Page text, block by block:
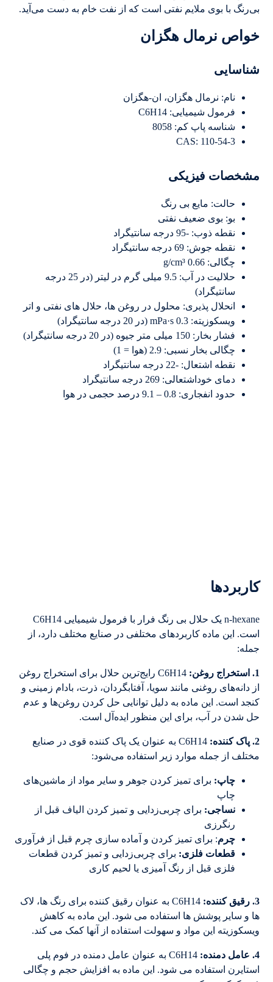
بی‌رنگ با بوی ملایم نفتی است که از نفت خام به دست می‌آید.
خواص نرمال هگزان
شناسایی
نام: نرمال هگزان، ان-هگزان
فرمول شیمیایی: C6H14
شناسه پاپ کم: 8058
CAS: 110-54-3
مشخصات فیزیکی
حالت: مایع بی رنگ
بو: بوی ضعیف نفتی
نقطه ذوب: -95 درجه سانتیگراد
نقطه جوش: 69 درجه سانتیگراد
چگالی: 0.66 g/cm³
حلالیت در آب: 9.5 میلی گرم در لیتر (در 25 درجه
سانتیگراد)
انحلال پذیری: محلول در روغن ها، حلال های نفتی و اتر
ویسکوزیته: 0.3 mPa·s (در 20 درجه سانتیگراد)
فشار بخار: 150 میلی متر جیوه (در 20 درجه سانتیگراد)
چگالی بخار نسبی: 2.9 (هوا = 1)
نقطه اشتعال: -22 درجه سانتیگراد
دمای خوداشتعالى: 269 درجه سانتیگراد
حدود انفجاری: 0.8 – 9.1 درصد حجمی در هوا
کاربردها
n-hexane یک حلال بی رنگ فرار با فرمول شیمیایی C6H14
است. این ماده کاربردهای مختلفی در صنایع مختلف دارد، از
جمله:
1. استخراج روغن:
C6H14 رایج‌ترین حلال برای استخراج روغن
از دانه‌های روغنی مانند سویا، آفتابگردان، ذرت، بادام زمینی و
کنجد است. این ماده به دلیل توانایی حل کردن روغن‌ها و عدم
حل شدن در آب، برای این منظور ایده‌آل است.
2. پاک کننده:
C6H14 به عنوان یک پاک کننده قوی در صنایع
مختلف از جمله موارد زیر استفاده می‌شود:
چاپ: برای تمیز کردن جوهر و سایر مواد از ماشین‌های
چاپ
نساجی: برای چربی‌زدایی و تمیز کردن الیاف قبل از
رنگرزی
چرم: برای تمیز کردن و آماده سازی چرم قبل از فرآوری
قطعات فلزی: برای چربی‌زدایی و تمیز کردن قطعات
فلزی قبل از رنگ آمیزی یا لحیم کاری
3. رقیق کننده:
C6H14 به عنوان رقیق کننده برای رنگ ها، لاک
ها و سایر پوشش ها استفاده می شود. این ماده به کاهش
ویسکوزیته این مواد و سهولت استفاده از آنها کمک می کند.
4. عامل دمنده:
C6H14 به عنوان عامل دمنده در فوم پلی
استایرن استفاده می شود. این ماده به افزایش حجم و چگالی